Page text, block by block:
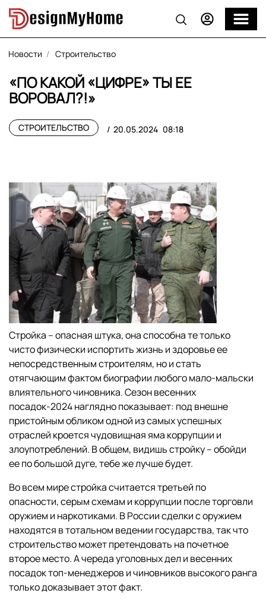
Новости Строительство
«ПО КАКОЙ «ЦИФРЕ» ТЫ ЕЕ
ВОРОВАЛ?!»
СТРОИТЕЛЬСТВО 20.05.2024 08:18
Стройка – опасная штука, она способна те только
чисто физически испортить жизнь и здоровье ее
непосредственным строителям, но и стать
отягчающим фактом биографии любого мало-мальски
влиятельного чиновника. Сезон весенних
посадок-2024 наглядно показывает: под внешне
пристойным обликом одной из самых успешных
отраслей кроется чудовищная яма коррупции и
злоупотреблений. В общем, видишь стройку – обойди
ее по большой дуге, тебе же лучше будет.
Во всем мире стройка считается третьей по
опасности, серым схемам и коррупции после торговли
оружием и наркотиками. В России сделки с оружием
находятся в тотальном ведении государства, так что
строительство может претендовать на почетное
второе место. А череда уголовных дел и весенних
посадок топ-менеджеров и чиновников высокого ранга
только доказывает этот факт.